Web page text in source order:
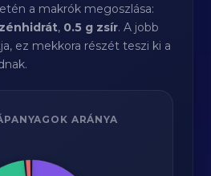
a makrók megoszlása:
, 0.5 g zsír. A jobb
ez mekkora részét teszi ki a
ARÁNYA